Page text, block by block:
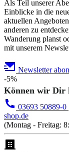
Als Teil unserer
Einblicke in die
aktuellen
anderen zu
Wanderung planst
mit unserem
Newsletter
-5%
Können wir Dir
03693 50889-0
shop.de
(Montag - Freitag: